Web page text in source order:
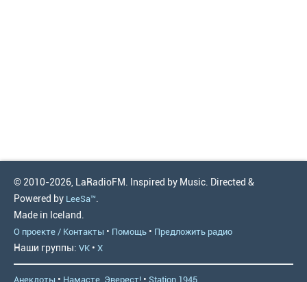
© 2010-2026, LaRadioFM. Inspired by Music. Directed &
Powered by LeeSa™.
Made in Iceland.
О проекте / Контакты • Помощь • Предложить радио
Наши группы: VK • X
Анекдоты • Намасте, Эверест! • Station 1945